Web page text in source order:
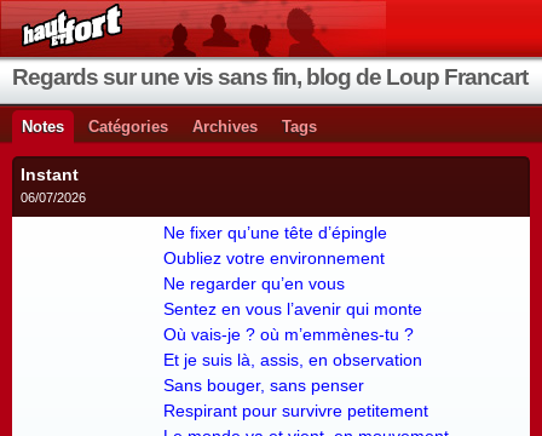
Regards sur une vis sans fin, blog de Loup Francart
Notes Catégories Archives Tags
Instant
06/07/2026
Ne fixer qu’une tête d’épingle
Oubliez votre environnement
Ne regarder qu’en vous
Sentez en vous l’avenir qui monte
Où vais-je ? où m’emmènes-tu ?
Et je suis là, assis, en observation
Sans bouger, sans penser
Respirant pour survivre petitement